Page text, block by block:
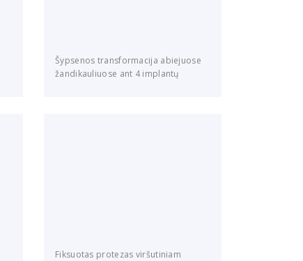
Šypsenos transformacija abiejuose
žandikauliuose ant 4 implantų
Fiksuotas protezas viršutiniam